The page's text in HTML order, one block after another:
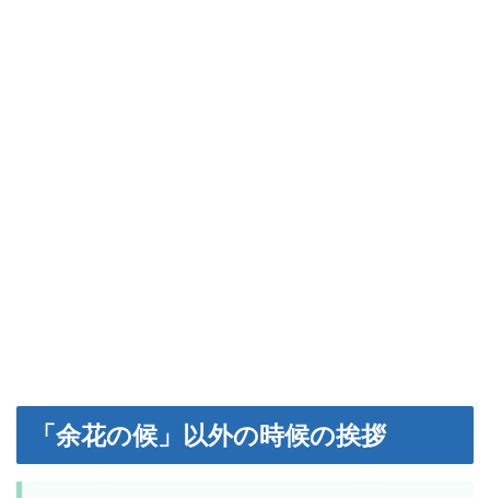
「余花の候」以外の時候の挨拶